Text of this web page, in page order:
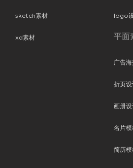
sketch素材
xd素材
logo
平面
广告海
折页设
画册设
名片模
简历模